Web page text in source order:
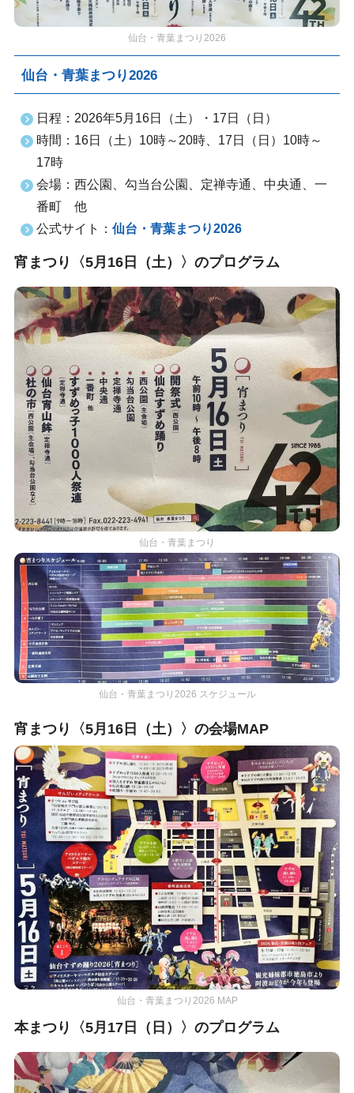
仙台・青葉まつり2026
仙台・青葉まつり2026
日程：2026年5月16日（土）・17日（日）
時間：16日（土）10時～20時、17日（日）10時～
17時
会場：西公園、勾当台公園、定禅寺通、中央通、一
番町 他
公式サイト： 仙台・青葉まつり2026
宵まつり〈5月16日（土）〉のプログラム
仙台・青葉まつり
仙台・青葉まつり2026 スケジュール
宵まつり〈5月16日（土）〉の会場MAP
仙台・青葉まつり2026 MAP
本まつり〈5月17日（日）〉のプログラム